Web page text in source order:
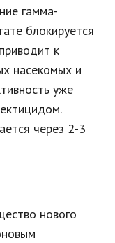
гамма-
блокируется
к
насекомых и
уже
через 2-3
нового